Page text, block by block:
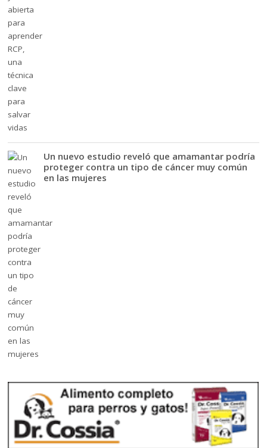
Un nuevo estudio reveló que amamantar podría
proteger contra un tipo de cáncer muy común
en las mujeres